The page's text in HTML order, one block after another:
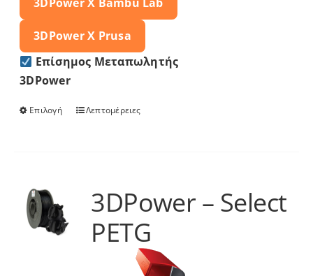
3DPower X Prusa
Επίσημος Μεταπωλητής
3DPower
Επιλογή
Αυτό
παραλλαγές.
επιλογές
Λεπτομέρειες
3DPower – Select
PETG